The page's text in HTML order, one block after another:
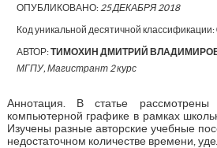
ОПУБЛИКОВАНО: 25 ДЕКАБРЯ 2018
Код уникальной десятичной классификации:
АВТОР:ТИМОХИН ДМИТРИЙ
МГПУ, Магистрант 2 курс
Аннотация. В статье рассмотрены
компьютерной графике в рамках
Изучены разные авторские учебные
недостаточном количестве времени,